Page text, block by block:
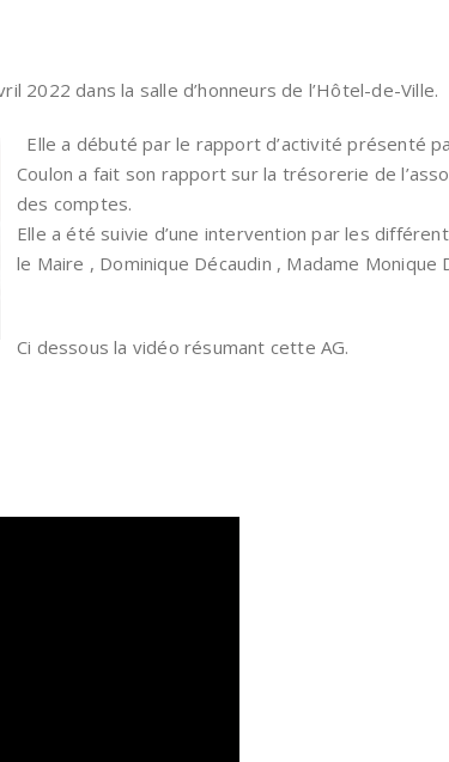
2022 dans la salle d’honneurs de l’Hôtel-de-Ville.
Elle a débuté par le rapport d’activité présenté
Coulon a fait son rapport sur la trésorerie de
des comptes.
Elle a été suivie d’une intervention par les
le Maire , Dominique Décaudin , Madame Monique
Ci dessous la vidéo résumant cette AG.